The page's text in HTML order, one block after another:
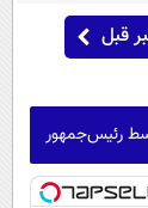
قبل
رئیس‌جمهور